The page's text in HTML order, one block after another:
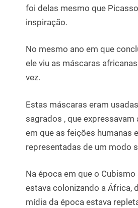
foi delas mesmo que
inspiração.
No mesmo ano em que
ele viu as máscaras
vez.
Estas máscaras eram
sagrados , que expressavam
em que as feições humanas
representadas de um modo
Na época em que o Cubismo
estava colonizando a África,
mídia da época estava